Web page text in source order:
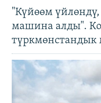
"Күйөөм
машина алды".
түркмөнстандык